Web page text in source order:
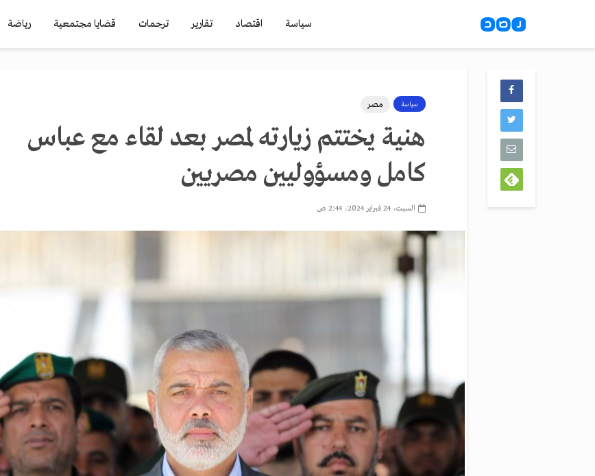
سياسة اقتصاد تقارير ترجمات قضايا مجتمعية رياضة
سياسة مصر
هنية يختتم زيارته لمصر بعد لقاء مع عباس
كامل ومسؤوليين مصريين
السبت، 24 فبراير 2024، 2:44 ص